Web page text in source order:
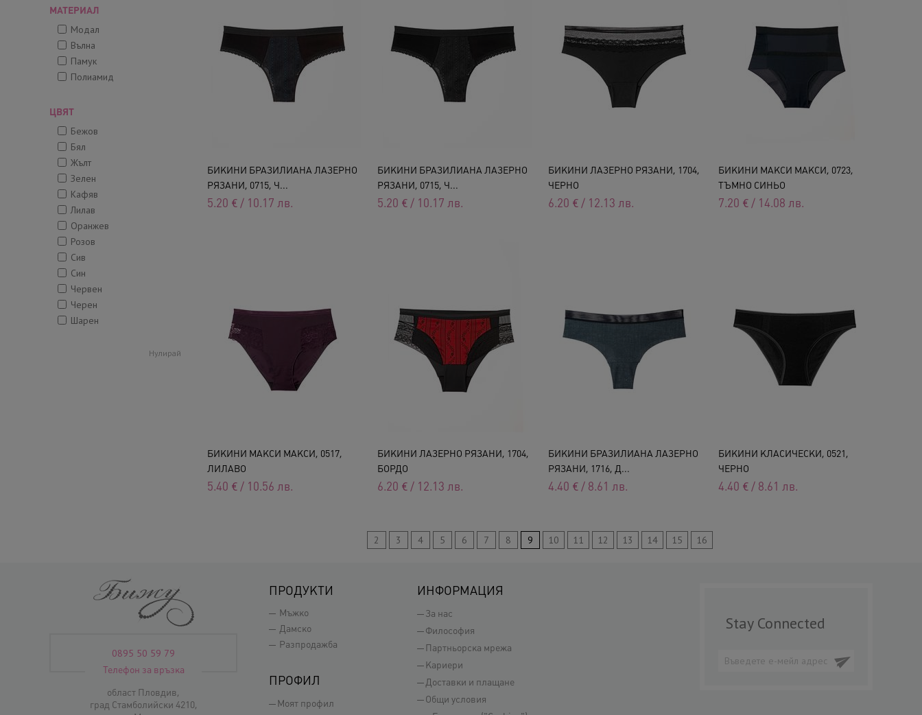
МАТЕРИАЛ
Модал
Вълна
Памук
Полиамид
ЦВЯТ
Бежов
Бял
Жълт
Зелен
Кафяв
Лилав
Оранжев
Розов
Сив
Син
Червен
Черен
Шарен
Нулирай
БИКИНИ БРАЗИЛИАНА ЛАЗЕРНО
РЯЗАНИ, 0715, Ч...
5.20 € / 10.17 лв.
БИКИНИ БРАЗИЛИАНА ЛАЗЕРНО
РЯЗАНИ, 0715, Ч...
5.20 € / 10.17 лв.
БИКИНИ ЛАЗЕРНО РЯЗАНИ, 1704,
ЧЕРНО
6.20 € / 12.13 лв.
БИКИНИ МАКСИ МАКСИ, 0723,
TЪМНО СИНЬО
7.20 € / 14.08 лв.
БИКИНИ МАКСИ МАКСИ, 0517,
ЛИЛАВО
5.40 € / 10.56 лв.
БИКИНИ ЛАЗЕРНО РЯЗАНИ, 1704,
БОРДО
6.20 € / 12.13 лв.
БИКИНИ БРАЗИЛИАНА ЛАЗЕРНО
РЯЗАНИ, 1716, Д...
4.40 € / 8.61 лв.
БИКИНИ КЛАСИЧЕСКИ, 0521,
ЧЕРНО
4.40 € / 8.61 лв.
2 3 4 5 6 7 8 9 10 11 12 13 14 15 16
0895 50 59 79
Телефон за връзка
област Пловдив,
град Стамболийски 4210,
ПРОДУКТИ
Мъжко
Дамско
Разпродажба
ПРОФИЛ
Моят профил
Stay Connected
ИНФОРМАЦИЯ
За нас
Философия
Партньорска мрежа
Кариери
Доставки и плащане
Общи условия